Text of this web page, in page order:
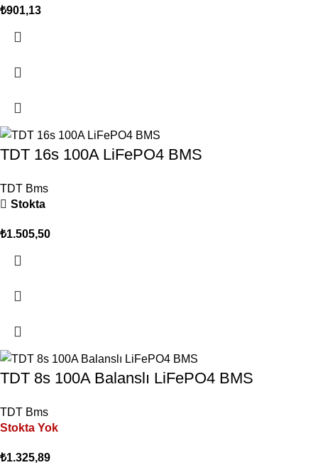
₺901,13
TDT 16s 100A LiFePO4 BMS
TDT Bms
Stokta
₺1.505,50
TDT 8s 100A Balanslı LiFePO4 BMS
TDT Bms
Stokta Yok
₺1.325,89